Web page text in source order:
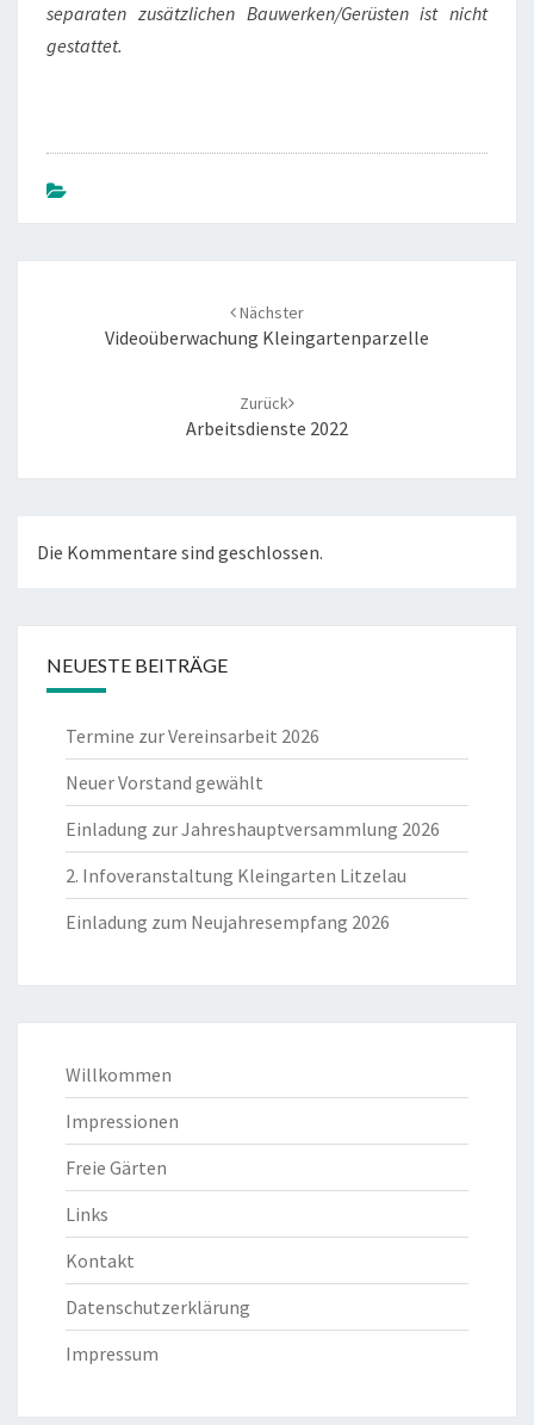
separaten zusätzlichen Bauwerken/Gerüsten ist nicht
gestattet.
Nächster
Videoüberwachung Kleingartenparzelle
Zurück
Arbeitsdienste 2022
Die Kommentare sind geschlossen.
NEUESTE BEITRÄGE
Termine zur Vereinsarbeit 2026
Neuer Vorstand gewählt
Einladung zur Jahreshauptversammlung 2026
2. Infoveranstaltung Kleingarten Litzelau
Einladung zum Neujahresempfang 2026
Willkommen
Impressionen
Freie Gärten
Links
Kontakt
Datenschutzerklärung
Impressum